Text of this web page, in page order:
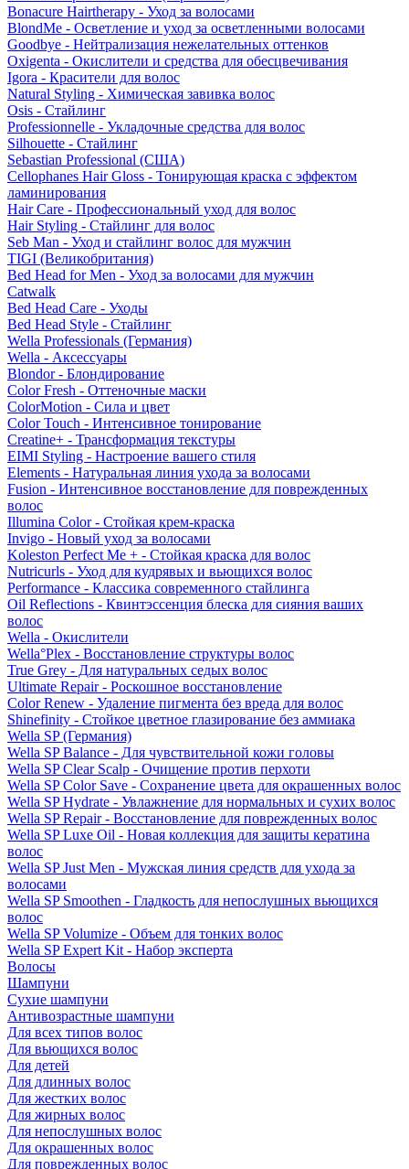
Bonacure Hairtherapy - Уход за волосами
BlondMe - Осветление и уход за осветленными волосами
Goodbye - Нейтрализация нежелательных оттенков
Oxigenta - Окислители и средства для обесцвечивания
Igora - Красители для волос
Natural Styling - Химическая завивка волос
Osis - Стайлинг
Professionnelle - Укладочные средства для волос
Silhouette - Стайлинг
Sebastian Professional (США)
Cellophanes Hair Gloss - Тонирующая краска с эффектом
ламинирования
Hair Care - Профессиональный уход для волос
Hair Styling - Стайлинг для волос
Seb Man - Уход и стайлинг волос для мужчин
TIGI (Великобритания)
Bed Head for Men - Уход за волосами для мужчин
Catwalk
Bed Head Care - Уходы
Bed Head Style - Стайлинг
Wella Professionals (Германия)
Wella - Аксессуары
Blondor - Блондирование
Color Fresh - Оттеночные маски
ColorMotion - Сила и цвет
Color Touch - Интенсивное тонирование
Creatine+ - Трансформация текстуры
EIMI Styling - Настроение вашего стиля
Elements - Натуральная линия ухода за волосами
Fusion - Интенсивное восстановление для поврежденных
волос
Illumina Color - Стойкая крем-краска
Invigo - Новый уход за волосами
Koleston Perfect Me + - Стойкая краска для волос
Nutricurls - Уход для кудрявых и вьющихся волос
Performance - Классика современного стайлинга
Oil Reflections - Квинтэссенция блеска для сияния ваших
волос
Wella - Окислители
Wella°Plex - Восстановление структуры волос
True Grey - Для натуральных седых волос
Ultimate Repair - Роскошное восстановление
Color Renew - Удаление пигмента без вреда для волос
Shinefinity - Стойкое цветное глазирование без аммиака
Wella SP (Германия)
Wella SP Balance - Для чувствительной кожи головы
Wella SP Clear Scalp - Очищение против перхоти
Wella SP Color Save - Сохранение цвета для окрашенных волос
Wella SP Hydrate - Увлажнение для нормальных и сухих волос
Wella SP Repair - Восстановление для поврежденных волос
Wella SP Luxe Oil - Новая коллекция для защиты кератина
волос
Wella SP Just Men - Мужская линия средств для ухода за
волосами
Wella SP Smoothen - Гладкость для непослушных вьющихся
волос
Wella SP Volumize - Объем для тонких волос
Wella SP Expert Kit - Набор эксперта
Волосы
Шампуни
Сухие шампуни
Антивозрастные шампуни
Для всех типов волос
Для вьющихся волос
Для детей
Для длинных волос
Для жестких волос
Для жирных волос
Для непослушных волос
Для окрашенных волос
Для поврежденных волос